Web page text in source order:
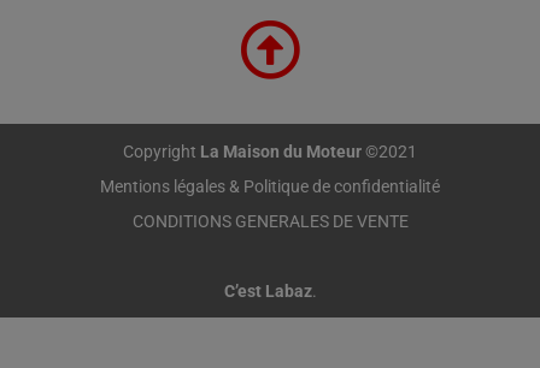
Copyright La Maison du Moteur©2021
Mentions légales & Politique de confidentialité
CONDITIONS GENERALES DE VENTE
C’est Labaz.